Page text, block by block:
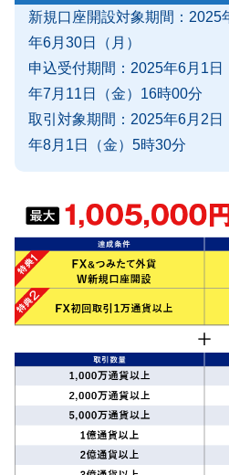
新規口座開設対象期間：2025
年6月30日（月）
申込受付期間：2025年6月1
年7月11日（金）16時00分
取引対象期間：2025年6月2
年8月1日（金）5時30分